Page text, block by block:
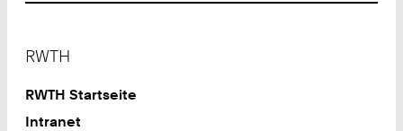
RWTH
RWTH Startseite
Intranet